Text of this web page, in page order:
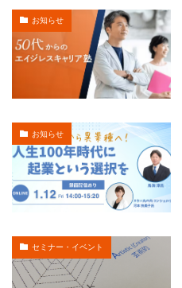
お知らせ
お知らせ
セミナー・イベント